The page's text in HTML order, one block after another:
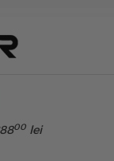
00 lei